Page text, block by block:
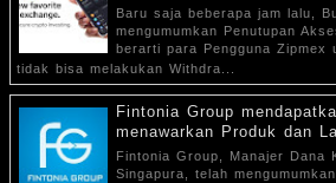
Baru saja beberapa jam lalu,
mengumumkan Penutupan
berarti para Pengguna Zipmex
tidak bisa melakukan Withdra...
Fintonia Group
menawarkan Produk dan
Fintonia Group, Manajer Dana
Singapura, telah